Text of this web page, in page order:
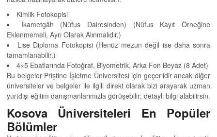
Kimlik Fotokopisi
İkametgâh (Nüfus Dairesinden) (Nüfus Kayıt Örneğine
Eklenmemeli, Ayrı Olarak Alınmalıdır.)
Lise Diploma Fotokopisi (Henüz mezun değil ise daha sonra
tamamlanabilir.)
4×5 Ebatlarında Fotoğraf, Biyometrik, Arka Fon Beyaz (8 Adet)
Bu belgeler Priştine İşletme Üniversitesi için geçerlidir ancak diğer
üniversiteler ve belgeler ile ilgili direkt olarak bizi arayarak uzman
yurtdışı eğitim danışmanlarımızla görüşebilir; detaylı bilgi alabilirsin.
Kosova Üniversiteleri En Popüler
Bölümler